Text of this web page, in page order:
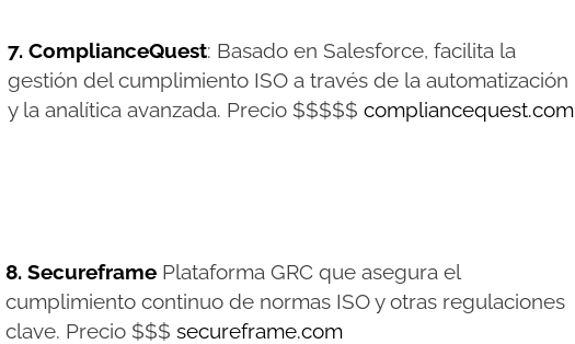
7. ComplianceQuest: Basado en Salesforce, facilita la
gestión del cumplimiento ISO a través de la automatización
y la analítica avanzada. Precio $$$$$ compliancequest.com
8. SecureframePlataforma GRC que asegura el
cumplimiento continuo de normas ISO y otras regulaciones
clave. Precio $$$ secureframe.com